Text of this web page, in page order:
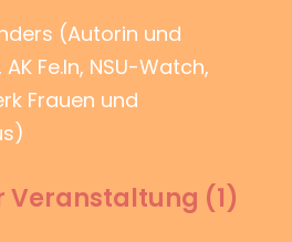
(Autorin und
Fe.In, NSU-Watch,
Frauen und
Veranstaltung (1)